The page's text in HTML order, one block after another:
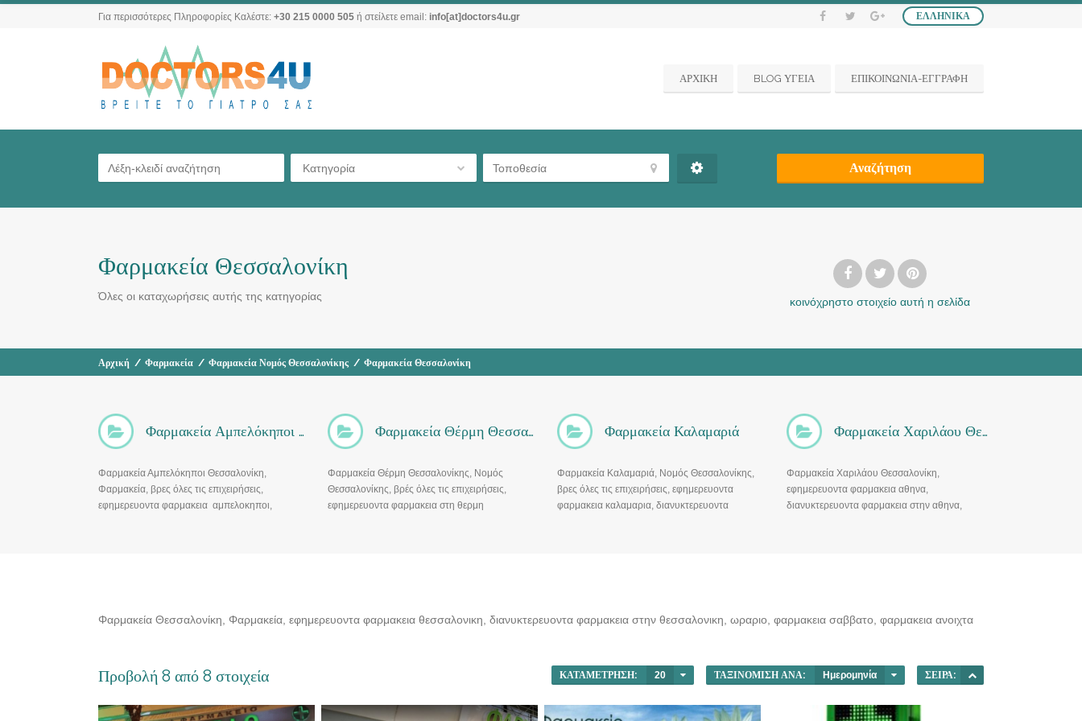
ΕΛΛΗΝΙΚΆ
Για περισσότερες Πληροφορίες Καλέστε: +30 215 0000 505 ή στείλετε email: info[at]doctors4u.gr
ΑΡΧΙΚΗ BLOG ΥΓΕΙΑ ΕΠΙΚΟΙΝΩΝΙΑ-ΕΓΓΡΑΦΗ
Κατηγορία Αναζήτηση
Φαρμακεία Θεσσαλονίκη
Όλες οι καταχωρήσεις αυτής της κατηγορίας κοινόχρηστο στοιχείο αυτή η σελίδα
Αρχική / Φαρμακεία / Φαρμακεία Νομός Θεσσαλονίκης / Φαρμακεία Θεσσαλονίκη
Φαρμακεία Αμπελόκηποι Θεσσαλονίκη
Φαρμακεία Αμπελόκηποι Θεσσαλονίκη,
Φαρμακεία, βρες όλες τις επιχειρήσεις,
εφημερευοντα φαρμακεια αμπελοκηποι,
Φαρμακεία Θέρμη Θεσσαλονίκης
Φαρμακεία Θέρμη Θεσσαλονίκης, Νομός
Θεσσαλονίκης, βρές όλες τις επιχειρήσεις,
εφημερευοντα φαρμακεια στη θερμη
Φαρμακεία Καλαμαριά
Φαρμακεία Καλαμαριά, Νομός Θεσσαλονίκης,
βρες όλες τις επιχειρήσεις, εφημερευοντα
φαρμακεια καλαμαρια, διανυκτερευοντα
Φαρμακεία Χαριλάου Θεσσαλονίκη
Φαρμακεία Χαριλάου Θεσσαλονίκη,
εφημερευοντα φαρμακεια αθηνα,
διανυκτερευοντα φαρμακεια στην αθηνα,
Φαρμακεία Θεσσαλονίκη, Φαρμακεία, εφημερευοντα φαρμακεια θεσσαλονικη, διανυκτερευοντα φαρμακεια στην θεσσαλονικη, ωραριο, φαρμακεια σαββατο, φαρμακεια ανοιχτα
Προβολή 8 από 8 στοιχεία ΚΑΤΑΜΈΤΡΗΣΗ: 20 ΤΑΞΙΝΌΜΙΣΗ ΑΝΆ: Ημερομηνία ΣΕΙΡΆ: